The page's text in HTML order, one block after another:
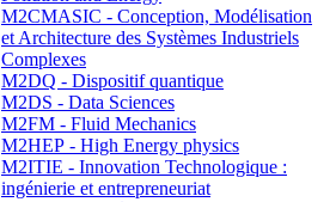
M2CMASIC - Conception, Modélisation
et Architecture des Systèmes Industriels
Complexes
M2DQ - Dispositif quantique
M2DS - Data Sciences
M2FM - Fluid Mechanics
M2HEP - High Energy physics
M2ITIE - Innovation Technologique :
ingénierie et entrepreneuriat